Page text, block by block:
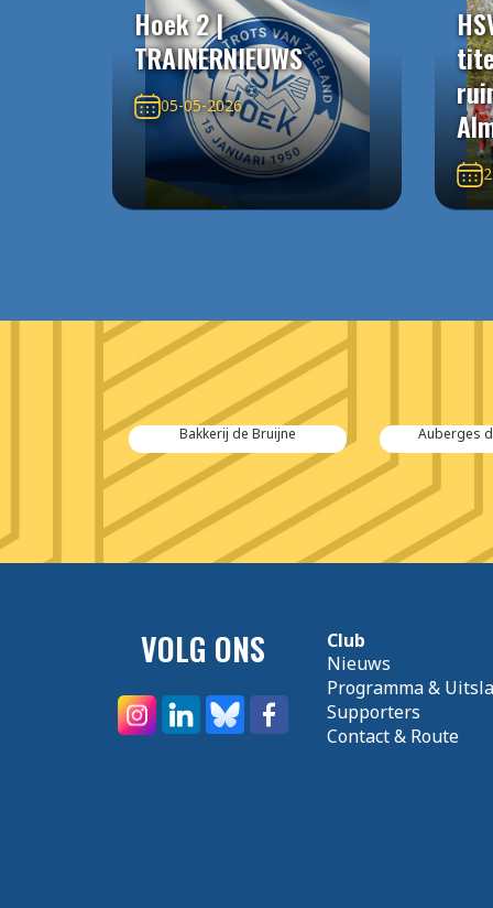
Hoek 2 |
TRAINERNIEUWS
05-05-2026
Bakkerij de Bruijne Auberges
VOLG ONS
Club
Nieuws
Programma &
Supporters
Contact & Route